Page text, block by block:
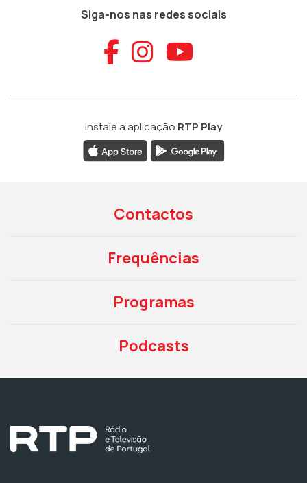
Siga-nos nas redes sociais
Aceder ao
Aceder ao
Aceder
Instale a aplicação RTP Play
Contactos
Frequências
Programas
Podcasts